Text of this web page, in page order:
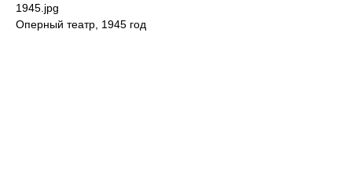
1945.jpg
Оперный театр, 1945 год